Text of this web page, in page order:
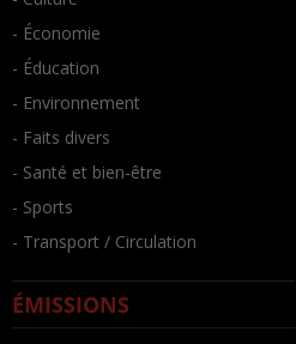
- Économie
- Éducation
- Environnement
- Faits divers
- Santé et bien-être
- Sports
- Transport / Circulation
ÉMISSIONS